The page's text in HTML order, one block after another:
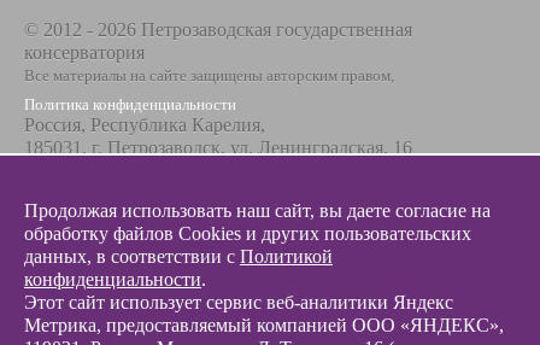
© 2012 - 2026 Петрозаводская государственная
консерватория
Все материалы на сайте защищены авторским правом,
Политика конфиденциальности
Россия, Республика Карелия,
185031, г. Петрозаводск, ул. Ленинградская, 16
+7 8142 67-23-67
Эл. почта
info@glazunovcons.ru
Продолжая использовать наш сайт, вы даете согласие на
обработку файлов Cookies и других пользовательских
данных, в соответствии с Политикой
конфиденциальности.
Этот сайт использует сервис веб-аналитики Яндекс
Метрика, предоставляемый компанией ООО «ЯНДЕКС»,